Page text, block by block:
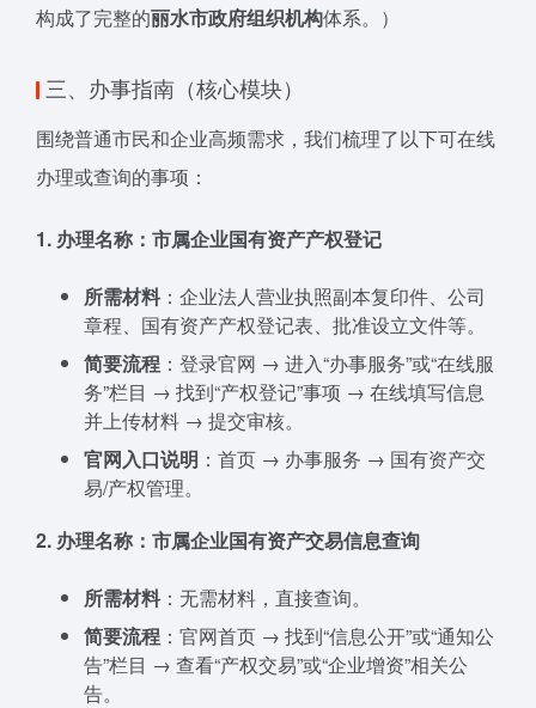
构成了完整的丽水市政府组织机构体系。）
三、办事指南（核心模块）
围绕普通市民和企业高频需求，我们梳理了以下可在线
办理或查询的事项：
1. 办理名称：市属企业国有资产产权登记
所需材料：企业法人营业执照副本复印件、公司
章程、国有资产产权登记表、批准设立文件等。
简要流程 ：登录官网 → 进入“办事服务”或“在线服
务”栏目 → 找到“产权登记”事项 → 在线填写信息
并上传材料 → 提交审核。
官网入口说明 ：首页 → 办事服务 → 国有资产交
易/产权管理。
2. 办理名称：市属企业国有资产交易信息查询
所需材料：无需材料，直接查询。
简要流程 ：官网首页 → 找到“信息公开”或“通知公
告”栏目 → 查看“产权交易”或“企业增资”相关公
告。